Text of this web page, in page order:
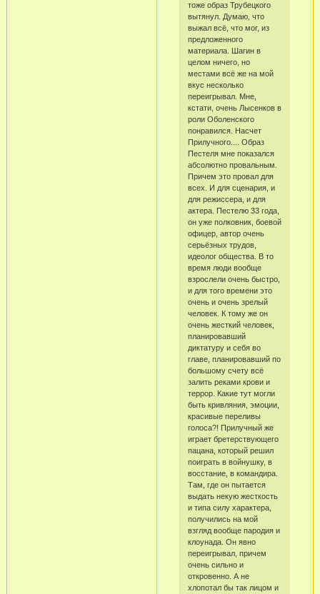
тоже образ Трубецкого
вытянул. Думаю, что
выжал всё, что мог, из
предложенного
материала. Шагин в
целом ничего, но
местами всё же на мой
вкус несколько
переигрывал. Мне,
кстати, очень Лысенков в
роли Оболенского
понравился. Насчет
Прилучного.... Образ
Пестеля мне показался
абсолютно провальным.
Причем это провал для
всех. И для сценария, и
для режиссера, и для
актера. Пестелю 33 года,
он уже полковник, боевой
офицер, автор очень
серьёзных трудов,
идеолог общества. В то
время люди вообще
взрослели очень быстро,
и для того времени это
очень и очень зрелый
человек. К тому же он
очень жесткий человек,
планировавший
диктатуру и себя во
главе, планировавший по
большому счету всё
залить реками крови и
террор. Какие тут могли
быть кривляния, эмоции,
красивые переливы
голоса?! Прилучный же
играет бретерствующего
пацана, который решил
поиграть в войнушку, в
восстание, в командира.
Там, где он пытается
выдать некую жесткость
и типа силу характера,
получились на мой
взгляд вообще пародия и
клоунада. Он явно
переигрывал, причем
очень сильно и
откровенно. А не
хлопотал бы так лицом и